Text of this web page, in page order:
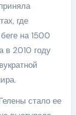
где
на 1500
в 2010 году
стало ее